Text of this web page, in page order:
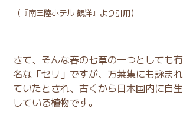
（ 『南三陸ホテル 観洋』 より引用）
さて、そんな春の七草の一つとしても有
名な「セリ」ですが、万葉集にも詠まれ
ていたとされ、古くから日本国内に自生
している植物です。